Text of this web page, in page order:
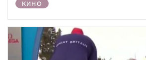
КИНО